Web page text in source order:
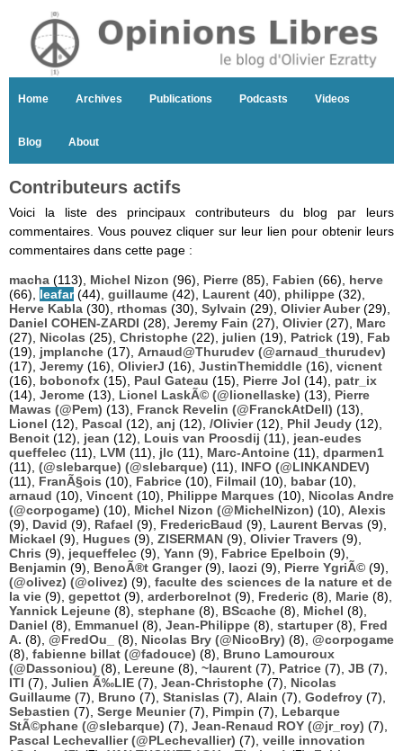
Home Archives Publications Podcasts Videos
Blog About
Contributeurs actifs
Voici la liste des principaux contributeurs du blog par leurs
commentaires. Vous pouvez cliquer sur leur lien pour obtenir leurs
commentaires dans cette page :
macha (113), Michel Nizon (96), Pierre (85), Fabien (66), herve
(66), leafar (44), guillaume (42), Laurent (40), philippe (32),
Herve Kabla (30), rthomas (30), Sylvain (29), Olivier Auber(29),
Daniel COHEN-ZARDI (28), Jeremy Fain (27), Olivier(27), Marc
(27), Nicolas (25), Christophe (22), julien (19), Patrick (19), Fab
(19), jmplanche (17), Arnaud@Thurudev (@arnaud_thurudev)
(17), Jeremy (16), OlivierJ (16), JustinThemiddle (16), vicnent
(16), bobonofx (15), Paul Gateau (15), Pierre Jol (14), patr_ix
(14), Jerome (13), Lionel LaskÃ© (@lionellaske) (13), Pierre
Mawas (@Pem) (13), Franck Revelin (@FranckAtDell) (13),
Lionel (12), Pascal (12), anj (12), /Olivier(12), Phil Jeudy (12),
Benoit (12), jean (12), Louis van Proosdij (11), jean-eudes
queffelec (11), LVM (11), jlc (11), Marc-Antoine (11), dparmen1
(11), (@slebarque) (@slebarque) (11), INFO (@LINKANDEV)
(11), FranÃ§ois (10), Fabrice (10), Filmail (10), babar(10),
arnaud (10), Vincent (10), Philippe Marques (10), Nicolas Andre
(@corpogame) (10), Michel Nizon (@MichelNizon) (10), Alexis
(9), David (9), Rafael (9), FredericBaud (9), Laurent Bervas (9),
Mickael (9), Hugues (9), ZISERMAN (9), Olivier Travers (9),
Chris (9), jequeffelec (9), Yann (9), Fabrice Epelboin (9),
Benjamin (9), BenoÃ®t Granger(9), laozi (9), Pierre YgriÃ© (9),
(@olivez) (@olivez) (9), faculte des sciences de la nature et de
la vie (9), gepettot (9), arderborelnot (9), Frederic (8), Marie (8),
Yannick Lejeune (8), stephane (8), BScache (8), Michel (8),
Daniel (8), Emmanuel (8), Jean-Philippe (8), startuper(8), Fred
A. (8), @FredOu_ (8), Nicolas Bry (@NicoBry) (8), @corpogame
(8), fabienne billat (@fadouce) (8), Bruno Lamouroux
(@Dassoniou) (8), Lereune (8), ~laurent (7), Patrice (7), JB (7),
ITI (7), Julien Ã‰LIE (7), Jean-Christophe (7), Nicolas
Guillaume (7), Bruno (7), Stanislas (7), Alain (7), Godefroy (7),
Sebastien (7), Serge Meunier(7), Pimpin (7), Lebarque
StÃ©phane (@slebarque) (7), Jean-Renaud ROY (@jr_roy) (7),
Pascal Lechevallier (@PLechevallier) (7), veille innovation